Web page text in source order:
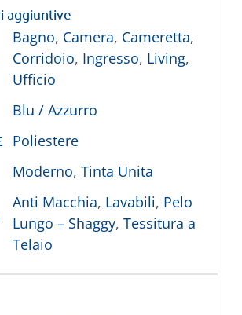
aggiuntive
Bagno, Camera, Cameretta,
Corridoio, Ingresso, Living,
Ufficio
Blu / Azzurro
Poliestere
Moderno, Tinta Unita
Anti Macchia, Lavabili, Pelo
Lungo – Shaggy, Tessitura a
Telaio